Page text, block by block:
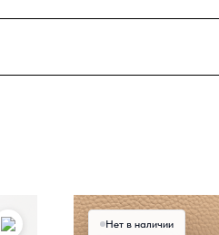
Нет в наличии